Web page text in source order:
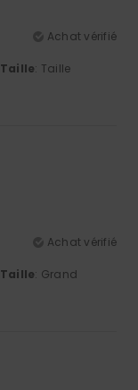
Achat vérifié
Taille: Taille
Achat vérifié
Taille: Grand